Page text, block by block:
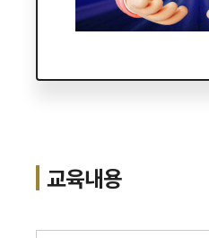
교육내용